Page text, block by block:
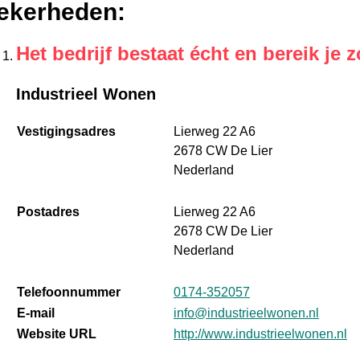
:
Het bedrijf bestaat écht en bereik je
Industrieel Wonen
Vestigingsadres
Lierweg 22 A6
2678 CW De Lier
Nederland
Postadres
Lierweg 22 A6
2678 CW De Lier
Nederland
Telefoonnummer
0174-352057
E-mail
info@industrieelwonen.nl
Website URL
http://www.industrieelwonen.nl